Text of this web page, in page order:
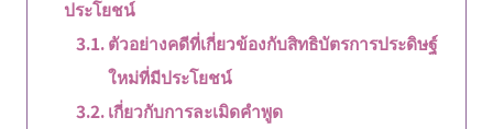
ประโยชน์
ตัวอย่างคดีที่เกี่ยวข้องกับสิทธิบัตรการประดิษฐ์
ใหม่ที่มีประโยชน์
เกี่ยวกับการละเมิดคำพูด